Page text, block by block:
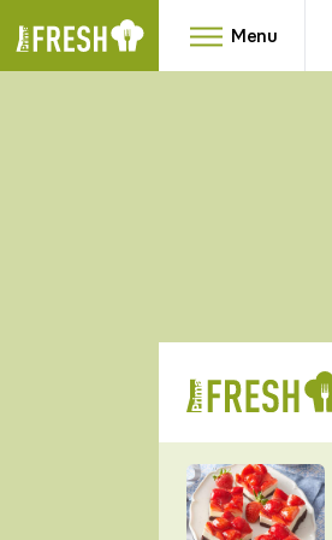
Menu
RYCHLOVKY